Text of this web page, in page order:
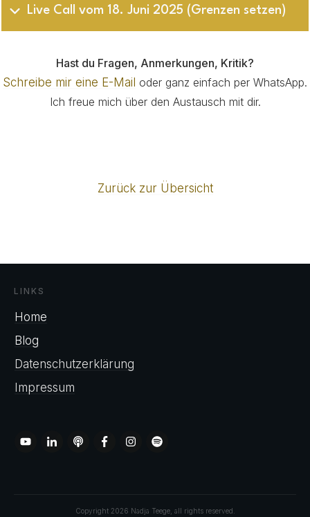
Live Call vom 18. Juni 2025 (Grenzen setzen)
Hast du Fragen, Anmerkungen, Kritik?
Schreibe mir eine E-Mail oder ganz einfach per WhatsApp.
Ich freue mich über den Austausch mit dir.
Zurück zur Übersicht
LINKS
Home
Blog
Datenschutzerklärung
Impressum
Copyright 2026 Nadja Teege, all rights reserved.